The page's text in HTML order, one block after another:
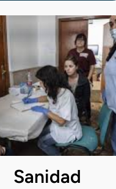
Sanidad